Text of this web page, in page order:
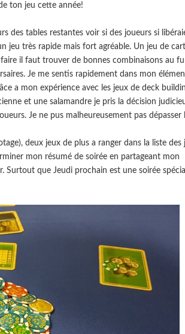
ton jeu cette année!
des tables restantes voir si des joueurs si
jeu très rapide mais fort agréable. Un jeu de
il faut trouver de bonnes combinaisons au
Je me sentis rapidement dans mon
a mon expérience avec les jeux de deck
et une salamandre je pris la décision
Je ne pus malheureusement pas dépasser
deux jeux de plus a ranger dans la liste des
mon résumé de soirée en partageant mon
que Jeudi prochain est une soirée